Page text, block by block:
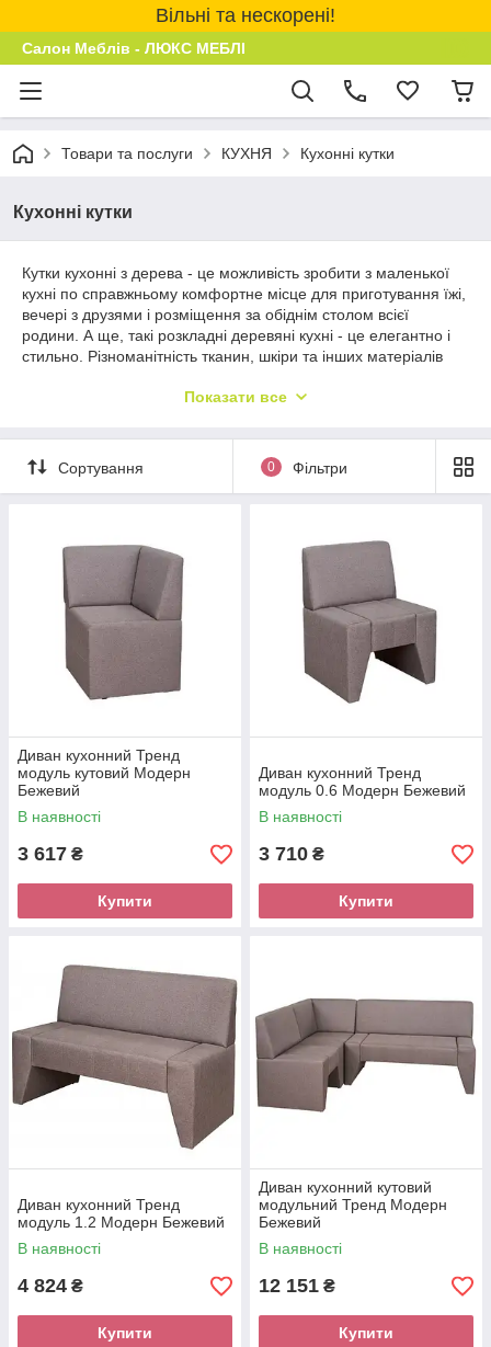
Вільні та нескорені!
Салон Меблів - ЛЮКС МЕБЛІ
Товари та послуги КУХНЯ Кухонні кутки
Кухонні кутки
Кутки кухонні з дерева - це можливість зробити з маленької
кухні по справжньому комфортне місце для приготування їжі,
вечері з друзями і розміщення за обіднім столом всієї
родини. А ще, такі розкладні деревяні кухні - це елегантно і
стильно. Різноманітність тканин, шкіри та інших матеріалів
дизайну. Ціни радують гаманець. Такі кутки для кухні
вашій родині й вашій оселі. Купити недорого м’які меблі на
кухню дуже просто. Наші «герої» консультанти допоможуть
Вам підібрати розміри, матеріал та характеристики вашої
Показати все
Сортування 0 Фільтри
Диван кухонний Тренд
модуль кутовий Модерн
Бежевий
В наявності
3 617 ₴
Купити
Диван кухонний Тренд
модуль 0.6 Модерн Бежевий
В наявності
3 710 ₴
Купити
Диван кухонний Тренд
модуль 1.2 Модерн Бежевий
В наявності
4 824 ₴
Купити
Диван кухонний кутовий
модульний Тренд Модерн
Бежевий
В наявності
12 151 ₴
Купити